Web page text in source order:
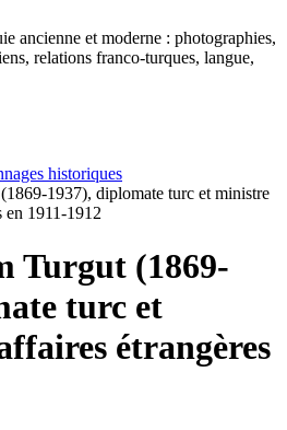
ancienne et moderne : photographies,
relations franco-turques, langue,
historiques
1937), diplomate turc et ministre
en 1911-1912
Turgut (1869-
turc et
étrangères